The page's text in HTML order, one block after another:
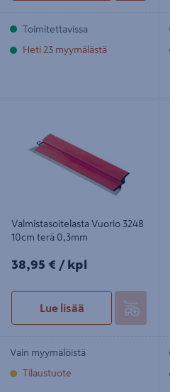
Toimitettavissa
Heti 23 myymälästä
Valmistasoitelasta Vuorio 3248
10cm terä 0,3mm
38,95€/kpl
38,95 € / kpl
Lue lisää
Vain myymälöistä
Tilaustuote